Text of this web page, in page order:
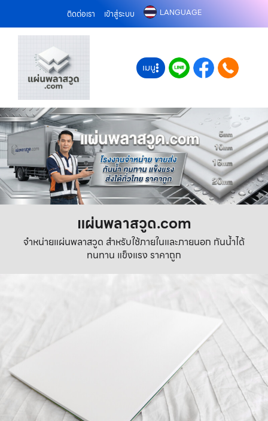
ติดต่อเรา เข้าสู่ระบบ LANGUAGE
เมนู
แผ่นพลาสวูด.com
จำหน่ายแผ่นพลาสวูด สำหรับใช้ภายในและภายนอก กันน้ำได้
ทนทาน แข็งแรง ราคาถูก